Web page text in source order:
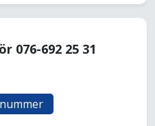
076-692 25 31